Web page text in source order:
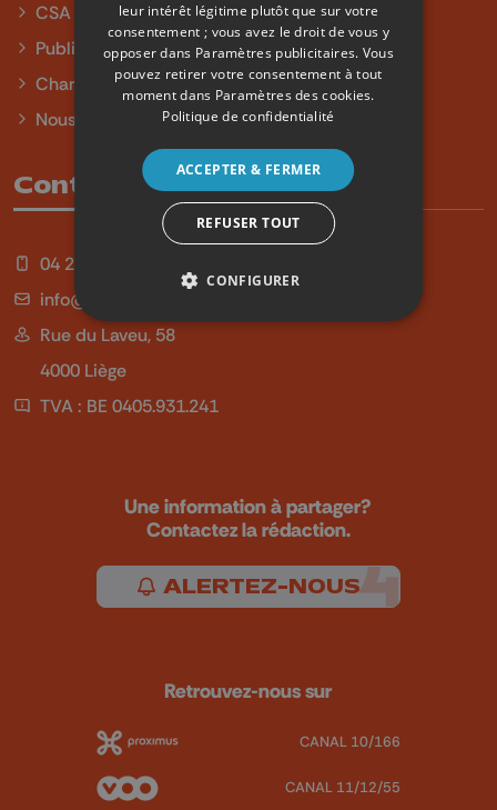
CSA
Publicité
Charte sur l'égalité et la diversité
Nous contacter
Contact
04 254 99 99
info@qu4tre.be
Rue du Laveu, 58
4000 Liège
TVA : BE 0405.931.241
Une information à partager?
Contactez la rédaction.
ALERTEZ-NOUS
Retrouvez-nous sur
CANAL 10/166
CANAL 11/12/55
leur intérêt légitime plutôt que sur votre
consentement ; vous avez le droit de vous y
opposer dans Paramètres publicitaires. Vous
pouvez retirer votre consentement à tout
moment dans Paramètres des cookies.
Politique de confidentialité
ACCEPTER & FERMER
REFUSER TOUT
CONFIGURER